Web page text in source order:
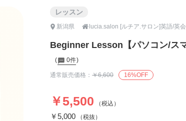
レッスン
新潟県  lucia.salon [ルチア.サロン]英語/英
Beginner Lesson【パソコン/ス
0件
通常販売価格： ￥6,600 16%OFF
￥5,500 （税込）
￥5,000 （税抜）